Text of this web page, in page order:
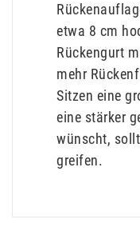
etwa 8 cm
Rückengurt
mehr
Sitzen eine
eine stärker
wünscht,
greifen.